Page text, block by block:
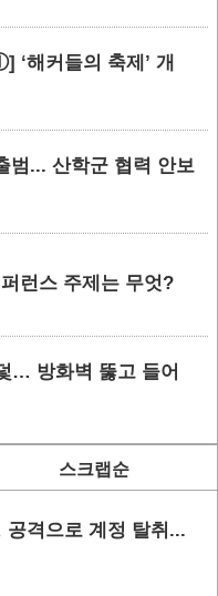
‘해커들의 축제’ 개
범... 산학군 협력 안보
런스 주제는 무엇?
… 방화벽 뚫고 들어
스크랩순
격으로 계정 탈취...